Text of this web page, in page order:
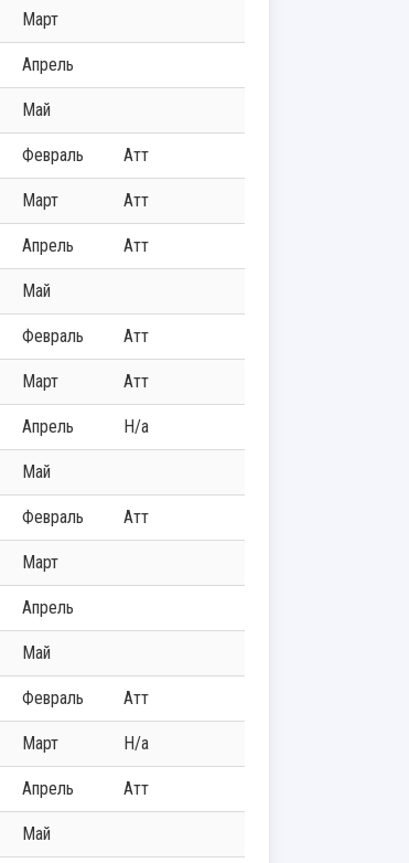
Март
Апрель
Май
Февраль Атт
Март Атт
Апрель Атт
Май
Февраль Атт
Март Атт
Апрель Н/а
Май
Февраль Атт
Март
Апрель
Май
Февраль Атт
Март Н/а
Апрель Атт
Май